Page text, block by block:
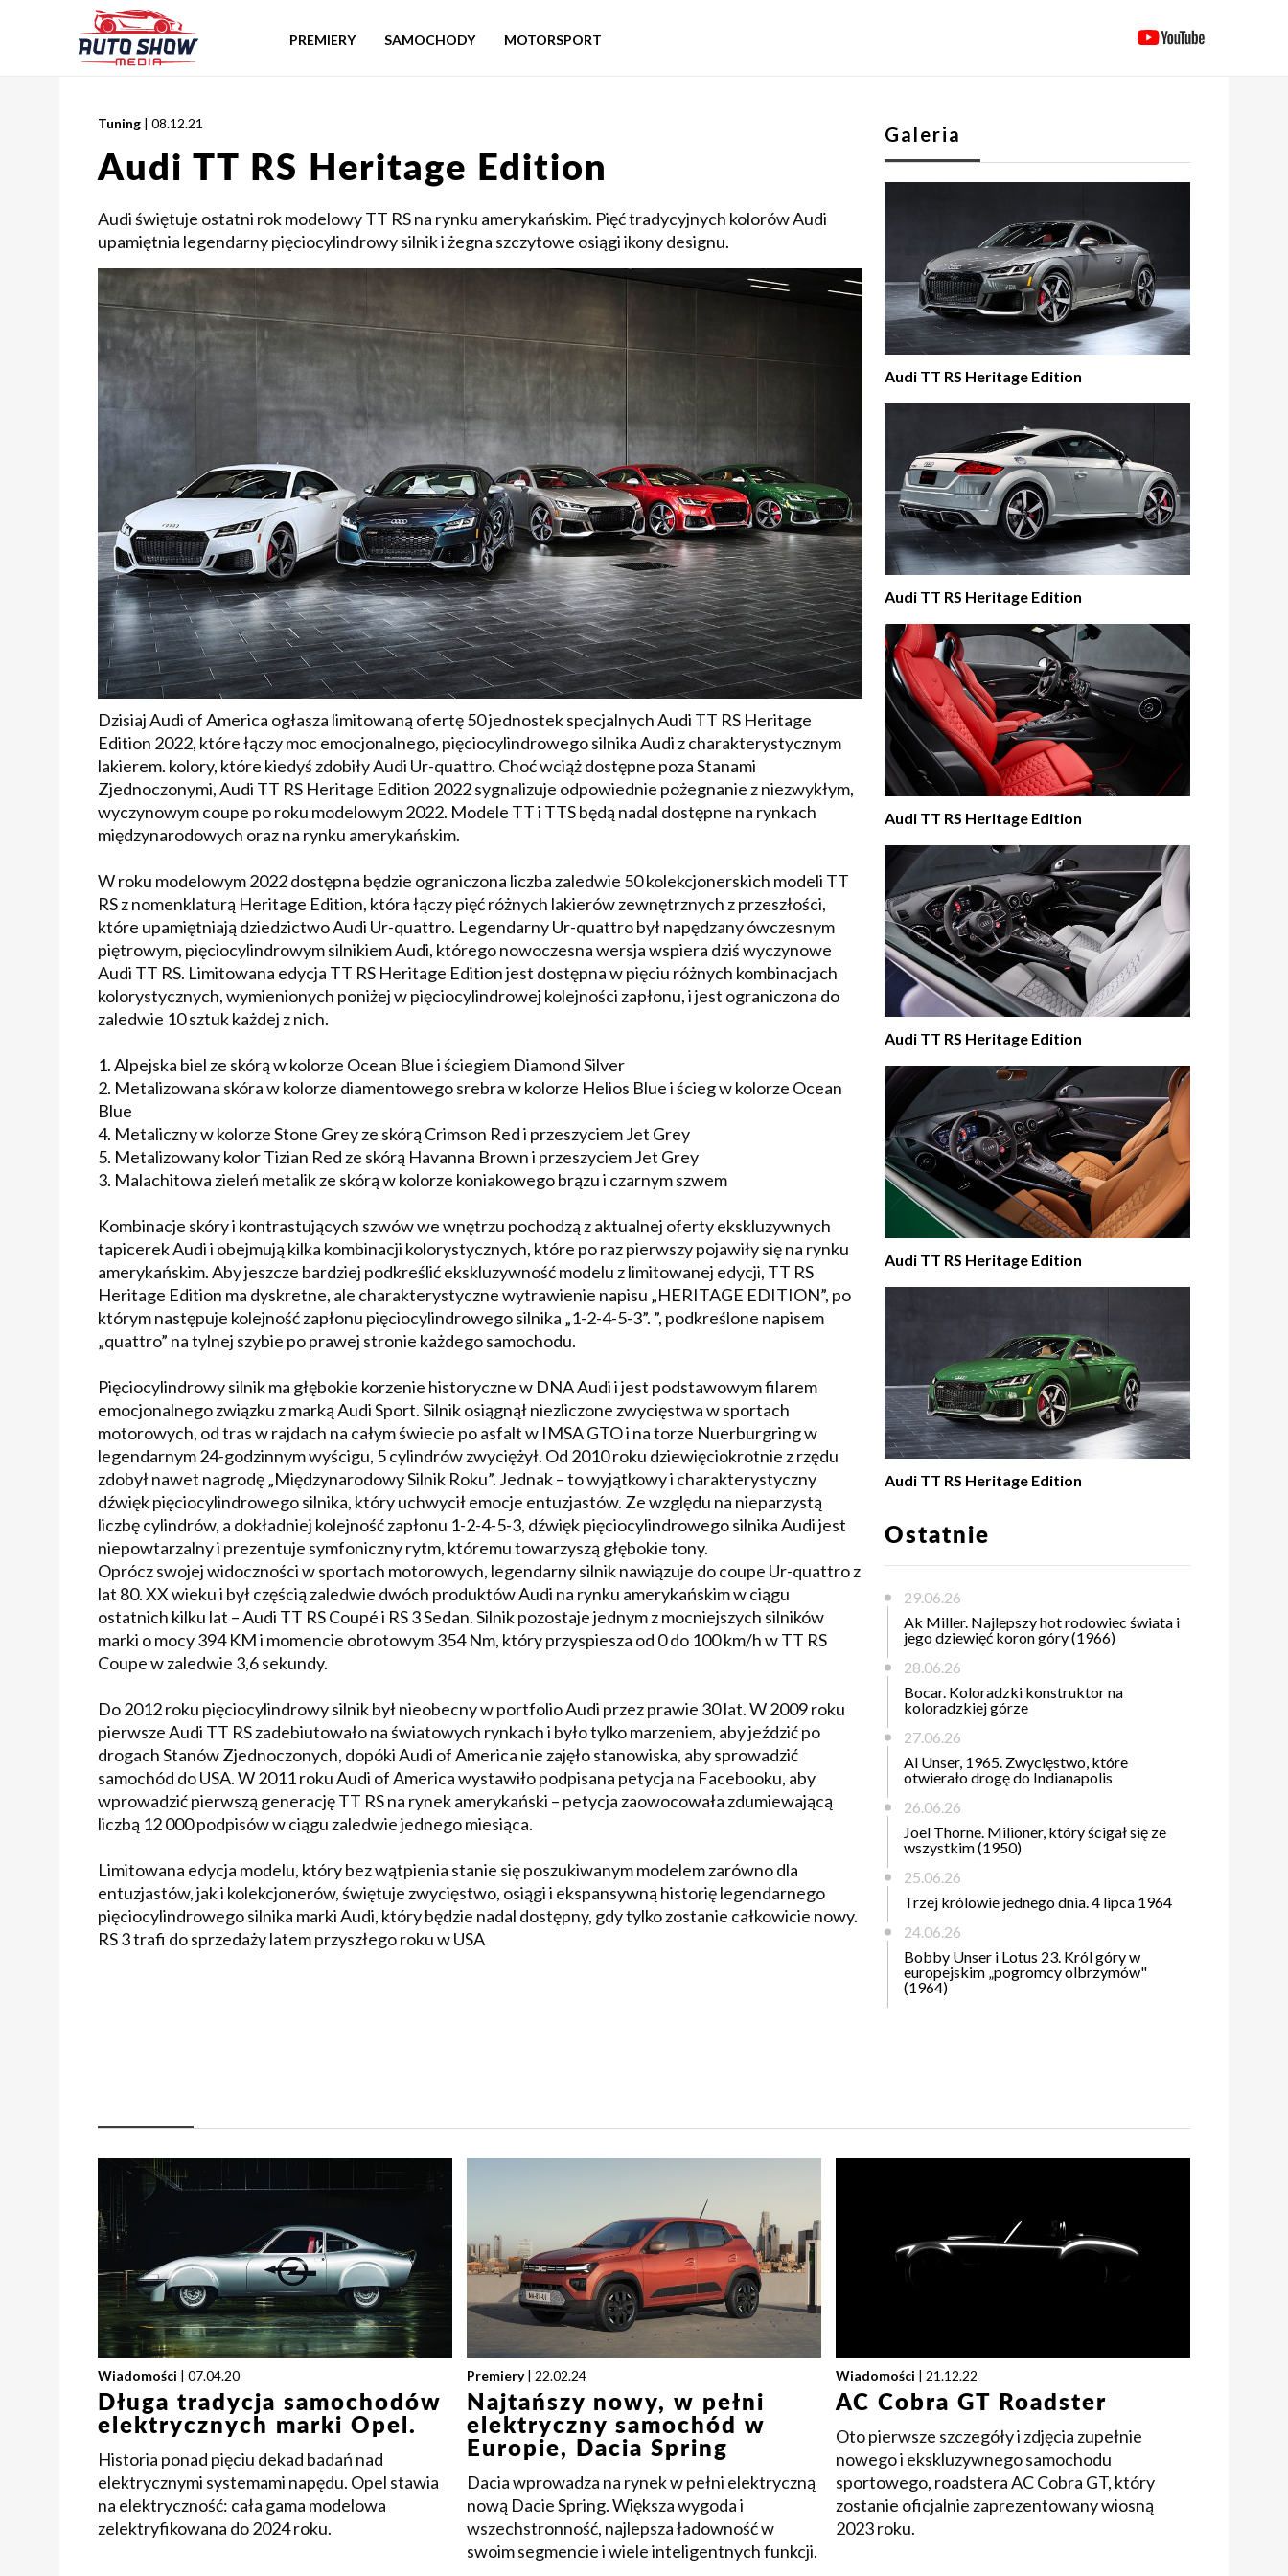
PREMIERY SAMOCHODY MOTORSPORT
Tuning | 08.12.21
Audi TT RS Heritage Edition
Audi świętuje ostatni rok modelowy TT RS na rynku amerykańskim. Pięć tradycyjnych kolorów Audi
upamiętnia legendarny pięciocylindrowy silnik i żegna szczytowe osiągi ikony designu.
Dzisiaj Audi of America ogłasza limitowaną ofertę 50 jednostek specjalnych Audi TT RS Heritage
Edition 2022, które łączy moc emocjonalnego, pięciocylindrowego silnika Audi z charakterystycznym
lakierem. kolory, które kiedyś zdobiły Audi Ur-quattro. Choć wciąż dostępne poza Stanami
Zjednoczonymi, Audi TT RS Heritage Edition 2022 sygnalizuje odpowiednie pożegnanie z niezwykłym,
wyczynowym coupe po roku modelowym 2022. Modele TT i TTS będą nadal dostępne na rynkach
międzynarodowych oraz na rynku amerykańskim.
W roku modelowym 2022 dostępna będzie ograniczona liczba zaledwie 50 kolekcjonerskich modeli TT
RS z nomenklaturą Heritage Edition, która łączy pięć różnych lakierów zewnętrznych z przeszłości,
które upamiętniają dziedzictwo Audi Ur-quattro. Legendarny Ur-quattro był napędzany ówczesnym
piętrowym, pięciocylindrowym silnikiem Audi, którego nowoczesna wersja wspiera dziś wyczynowe
Audi TT RS. Limitowana edycja TT RS Heritage Edition jest dostępna w pięciu różnych kombinacjach
kolorystycznych, wymienionych poniżej w pięciocylindrowej kolejności zapłonu, i jest ograniczona do
zaledwie 10 sztuk każdej z nich.
1. Alpejska biel ze skórą w kolorze Ocean Blue i ściegiem Diamond Silver
2. Metalizowana skóra w kolorze diamentowego srebra w kolorze Helios Blue i ścieg w kolorze Ocean
Blue
4. Metaliczny w kolorze Stone Grey ze skórą Crimson Red i przeszyciem Jet Grey
5. Metalizowany kolor Tizian Red ze skórą Havanna Brown i przeszyciem Jet Grey
3. Malachitowa zieleń metalik ze skórą w kolorze koniakowego brązu i czarnym szwem
Kombinacje skóry i kontrastujących szwów we wnętrzu pochodzą z aktualnej oferty ekskluzywnych
tapicerek Audi i obejmują kilka kombinacji kolorystycznych, które po raz pierwszy pojawiły się na rynku
amerykańskim. Aby jeszcze bardziej podkreślić ekskluzywność modelu z limitowanej edycji, TT RS
Heritage Edition ma dyskretne, ale charakterystyczne wytrawienie napisu „HERITAGE EDITION”, po
którym następuje kolejność zapłonu pięciocylindrowego silnika „1-2-4-5-3”. ”, podkreślone napisem
„quattro” na tylnej szybie po prawej stronie każdego samochodu.
Pięciocylindrowy silnik ma głębokie korzenie historyczne w DNA Audi i jest podstawowym filarem
emocjonalnego związku z marką Audi Sport. Silnik osiągnął niezliczone zwycięstwa w sportach
motorowych, od tras w rajdach na całym świecie po asfalt w IMSA GTO i na torze Nuerburgring w
legendarnym 24-godzinnym wyścigu, 5 cylindrów zwyciężył. Od 2010 roku dziewięciokrotnie z rzędu
zdobył nawet nagrodę „Międzynarodowy Silnik Roku”. Jednak – to wyjątkowy i charakterystyczny
dźwięk pięciocylindrowego silnika, który uchwycił emocje entuzjastów. Ze względu na nieparzystą
liczbę cylindrów, a dokładniej kolejność zapłonu 1-2-4-5-3, dźwięk pięciocylindrowego silnika Audi jest
niepowtarzalny i prezentuje symfoniczny rytm, któremu towarzyszą głębokie tony.
Oprócz swojej widoczności w sportach motorowych, legendarny silnik nawiązuje do coupe Ur-quattro z
lat 80. XX wieku i był częścią zaledwie dwóch produktów Audi na rynku amerykańskim w ciągu
ostatnich kilku lat – Audi TT RS Coupé i RS 3 Sedan. Silnik pozostaje jednym z mocniejszych silników
marki o mocy 394 KM i momencie obrotowym 354 Nm, który przyspiesza od 0 do 100 km/h w TT RS
Coupe w zaledwie 3,6 sekundy.
Do 2012 roku pięciocylindrowy silnik był nieobecny w portfolio Audi przez prawie 30 lat. W 2009 roku
pierwsze Audi TT RS zadebiutowało na światowych rynkach i było tylko marzeniem, aby jeździć po
drogach Stanów Zjednoczonych, dopóki Audi of America nie zajęło stanowiska, aby sprowadzić
samochód do USA. W 2011 roku Audi of America wystawiło podpisana petycja na Facebooku, aby
wprowadzić pierwszą generację TT RS na rynek amerykański – petycja zaowocowała zdumiewającą
liczbą 12 000 podpisów w ciągu zaledwie jednego miesiąca.
Limitowana edycja modelu, który bez wątpienia stanie się poszukiwanym modelem zarówno dla
entuzjastów, jak i kolekcjonerów, świętuje zwycięstwo, osiągi i ekspansywną historię legendarnego
pięciocylindrowego silnika marki Audi, który będzie nadal dostępny, gdy tylko zostanie całkowicie nowy.
RS 3 trafi do sprzedaży latem przyszłego roku w USA
Galeria
Audi TT RS Heritage Edition
Audi TT RS Heritage Edition
Audi TT RS Heritage Edition
Audi TT RS Heritage Edition
Audi TT RS Heritage Edition
Audi TT RS Heritage Edition
Ostatnie
29.06.26
Ak Miller. Najlepszy hot rodowiec świata i
jego dziewięć koron góry (1966)
28.06.26
Bocar. Koloradzki konstruktor na
koloradzkiej górze
27.06.26
Al Unser, 1965. Zwycięstwo, które
otwierało drogę do Indianapolis
26.06.26
Joel Thorne. Milioner, który ścigał się ze
wszystkim (1950)
25.06.26
Trzej królowie jednego dnia. 4 lipca 1964
24.06.26
Bobby Unser i Lotus 23. Król góry w
europejskim „pogromcy olbrzymów"
(1964)
Wiadomości | 07.04.20
Długa tradycja samochodów
elektrycznych marki Opel.
Historia ponad pięciu dekad badań nad
elektrycznymi systemami napędu. Opel stawia
na elektryczność: cała gama modelowa
zelektryfikowana do 2024 roku.
Premiery | 22.02.24
Najtańszy nowy, w pełni
elektryczny samochód w
Europie, Dacia Spring
Dacia wprowadza na rynek w pełni elektryczną
nową Dacie Spring. Większa wygoda i
wszechstronność, najlepsza ładowność w
swoim segmencie i wiele inteligentnych funkcji.
Wiadomości | 21.12.22
AC Cobra GT Roadster
Oto pierwsze szczegóły i zdjęcia zupełnie
nowego i ekskluzywnego samochodu
sportowego, roadstera AC Cobra GT, który
zostanie oficjalnie zaprezentowany wiosną
2023 roku.